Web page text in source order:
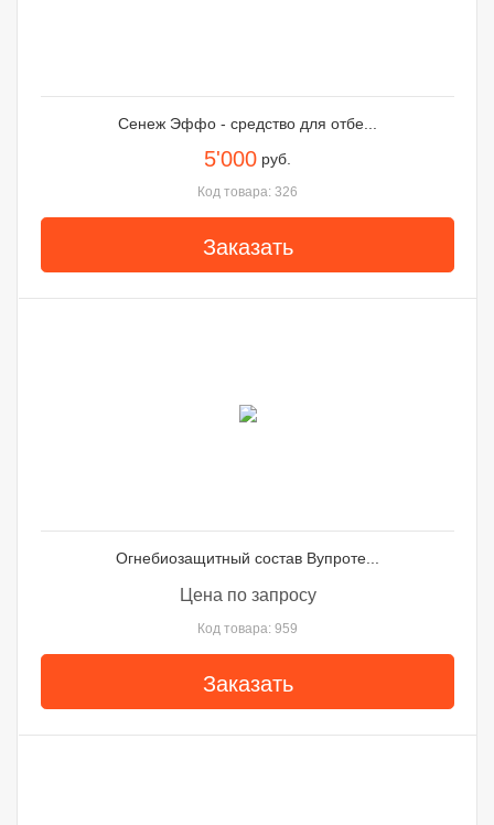
Сенеж Эффо - средство для отбе...
5'000 руб.
Код товара: 326
Заказать
Огнебиозащитный состав Вупроте...
Цена по запросу
Код товара: 959
Заказать